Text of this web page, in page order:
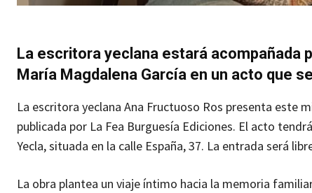
La escritora yeclana estará acompañada
María Magdalena García en un acto que
La escritora yeclana Ana Fructuoso Ros presenta este
publicada por La Fea Burguesía Ediciones. El acto
Yecla, situada en la calle España, 37. La entrada será
La obra plantea un viaje íntimo hacia la memoria